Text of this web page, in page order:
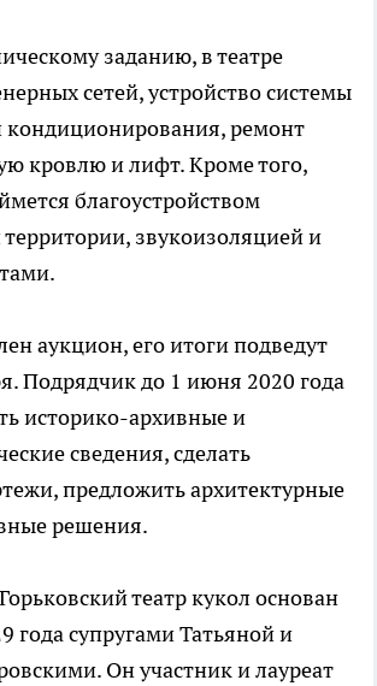
заданию, в театре
сетей, устройство системы
кондиционирования, ремонт
кровлю и лифт. Кроме того,
благоустройством
звукоизоляцией и
аукцион, его итоги подведут
Подрядчик до 1 июня 2020 года
историко-архивные и
сведения, сделать
предложить архитектурные
решения.
театр кукол основан
года супругами Татьяной и
Он участник и лауреат